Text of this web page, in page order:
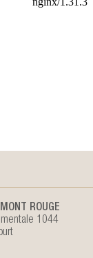
ROUGE
1044